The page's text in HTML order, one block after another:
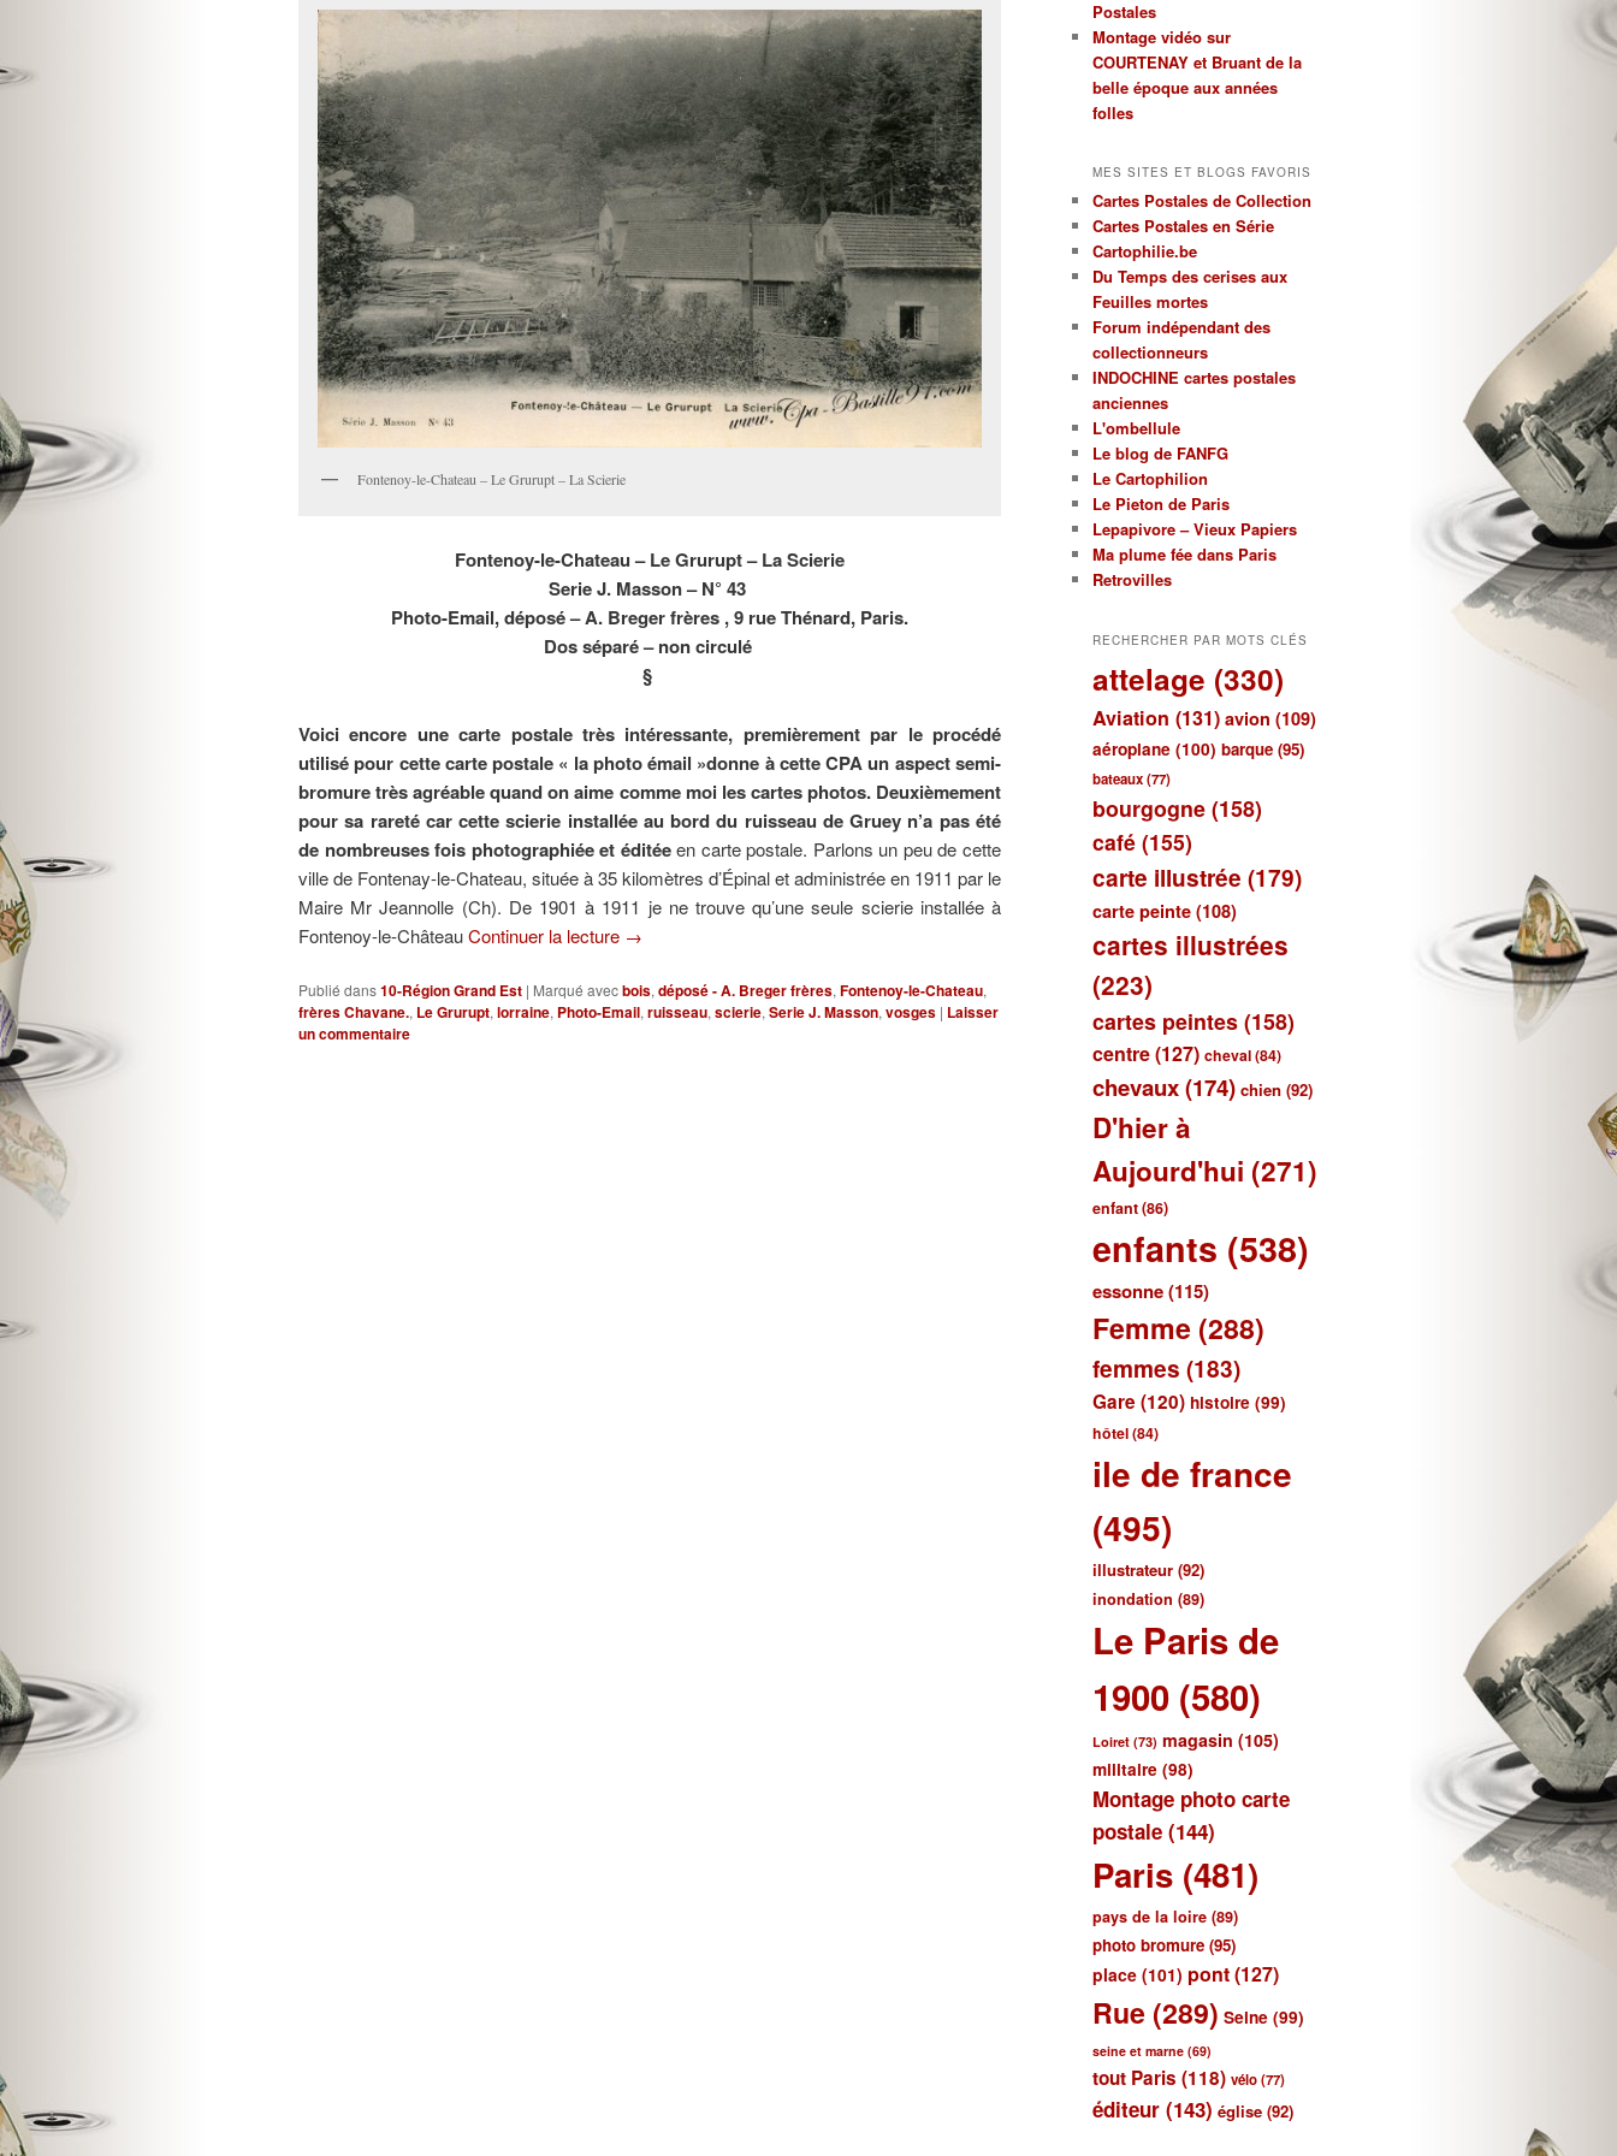
Fontenoy-le-Chateau – Le Grurupt – La Scierie
Fontenoy-le-Chateau – Le Grurupt – La Scierie
Serie J. Masson – N° 43
Photo-Email, déposé – A. Breger frères , 9 rue Thénard, Paris.
Dos séparé – non circulé
§
Voici encore une carte postale très intéressante, premièrement par le procédé
utilisé pour cette carte postale « la photo émail »donne à cette CPA un aspect semi-
bromure très agréable quand on aime comme moi les cartes photos. Deuxièmement
pour sa rareté car cette scierie installée au bord du ruisseau de Gruey n’a pas été
de nombreuses fois photographiée et éditéeen carte postale. Parlons un peu de cette
ville de Fontenay-le-Chateau, située à 35 kilomètres d’Épinal et administrée en 1911 par le
Maire Mr Jeannolle (Ch). De 1901 à 1911 je ne trouve qu’une seule scierie installée à
Fontenoy-le-ChâteauContinuer la lecture →
Publié dans10-Région Grand Est | Marqué avecbois, déposé - A. Breger frères, Fontenoy-le-Chateau,
frères Chavane., Le Grurupt, lorraine, Photo-Email, ruisseau, scierie, Serie J. Masson, vosges | Laisser
un commentaire
Postales
Montage vidéo sur
COURTENAY et Bruant de la
belle époque aux années
folles
MES SITES ET BLOGS FAVORIS
Cartes Postales de Collection
Cartes Postales en Série
Cartophilie.be
Du Temps des cerises aux
Feuilles mortes
Forum indépendant des
collectionneurs
INDOCHINE cartes postales
anciennes
L'ombellule
Le blog de FANFG
Le Cartophilion
Le Pieton de Paris
Lepapivore – Vieux Papiers
Ma plume fée dans Paris
Retrovilles
RECHERCHER PAR MOTS CLÉS
attelage (330)
Aviation (131) avion (109)
aéroplane (100) barque (95)
bateaux(77)
bourgogne (158)
café (155)
carte illustrée (179)
carte peinte (108)
cartes illustrées
(223)
cartes peintes (158)
centre(127) cheval(84)
chevaux(174) chien (92)
D'hier à
Aujourd'hui (271)
enfant(86)
enfants (538)
essonne(115)
Femme (288)
femmes (183)
Gare (120) histoire (99)
hôtel(84)
ile de france
(495)
illustrateur (92)
inondation (89)
Le Paris de
1900 (580)
Loiret (73) magasin (105)
militaire (98)
Montage photo carte
postale (144)
Paris (481)
pays de la loire (89)
photo bromure (95)
place (101) pont(127)
Rue (289) Seine (99)
seine et marne (69)
tout Paris (118) vélo(77)
éditeur (143) église (92)